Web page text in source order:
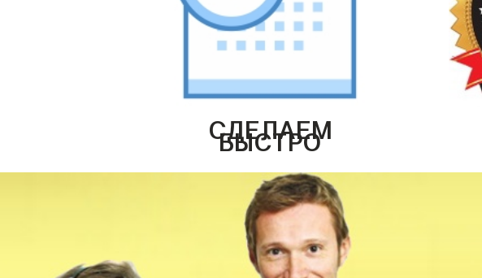
СДЕЛАЕМ
БЫСТРО